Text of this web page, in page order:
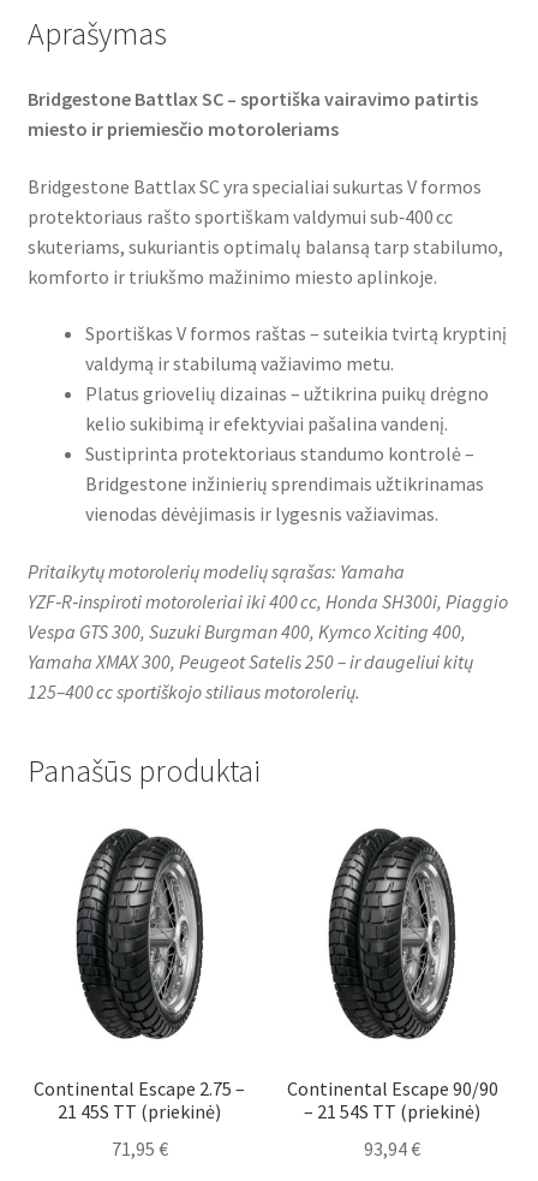
Aprašymas
Bridgestone Battlax SC – sportiška vairavimo patirtis
miesto ir priemiesčio motoroleriams
Bridgestone Battlax SC yra specialiai sukurtas V formos
protektoriaus rašto sportiškam valdymui sub‑400 cc
skuteriams, sukuriantis optimalų balansą tarp stabilumo,
komforto ir triukšmo mažinimo miesto aplinkoje.
Sportiškas V formos raštas – suteikia tvirtą kryptinį
valdymą ir stabilumą važiavimo metu.
Platus griovelių dizainas – užtikrina puikų drėgno
kelio sukibimą ir efektyviai pašalina vandenį.
Sustiprinta protektoriaus standumo kontrolė –
Bridgestone inžinierių sprendimais užtikrinamas
vienodas dėvėjimasis ir lygesnis važiavimas.
Pritaikytų motorolerių modelių sąrašas: Yamaha
YZF‑R‑inspiroti motoroleriai iki 400 cc, Honda SH300i, Piaggio
Vespa GTS 300, Suzuki Burgman 400, Kymco Xciting 400,
Yamaha XMAX 300, Peugeot Satelis 250 – ir daugeliui kitų
125–400 cc sportiškojo stiliaus motorolerių.
Panašūs produktai
Continental Escape 2.75 –
21 45S TT (priekinė)
71,95 €
Continental Escape 90/90
– 21 54S TT (priekinė)
93,94€